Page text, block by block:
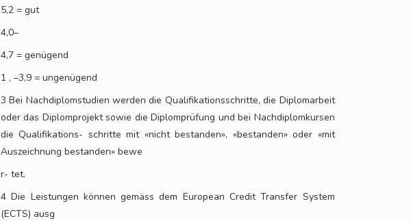
5,2 = gut
4,0–
4,7 = genügend
1 , –3,9 = ungenügend
3 Bei Nachdiplomstudien werden die Qualifikationsschritte, die Diplomarbeit
oder das Diplomprojekt sowie die Diplomprüfung und bei Nachdiplomkursen
die Qualifikations- schritte mit «nicht bestanden», «bestanden» oder «mit
Auszeichnung bestanden» bewe
r- tet.
4 Die Leistungen können gemäss dem European Credit Transfer System
(ECTS) ausg